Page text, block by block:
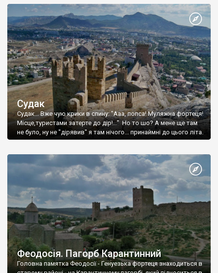
Судак
Судак... Вже чую крики в спину: "Ааа, попса! Муляжна фортеця!
Місце,туристами затерте до дір!..." Но то шо? А мене ще там
не було, ну не "дірявив" я там нічого... принаймні до цього літа.
Феодосія. Пагорб Карантинний
Головна памятка Феодосії - Генуезька фортеця знаходиться в